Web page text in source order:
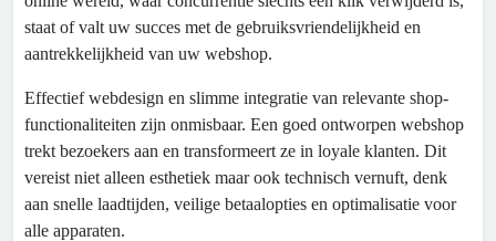
staat of valt uw succes met de gebruiksvriendelijkheid en
aantrekkelijkheid van uw webshop.
Effectief webdesign en slimme integratie van relevante shop-
functionaliteiten zijn onmisbaar. Een goed ontworpen webshop
trekt bezoekers aan en transformeert ze in loyale klanten. Dit
vereist niet alleen esthetiek maar ook technisch vernuft, denk
aan snelle laadtijden, veilige betaalopties en optimalisatie voor
alle apparaten.